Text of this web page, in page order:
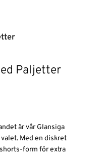
Paljetter
är vår Glansiga
Med en diskret
form för extra